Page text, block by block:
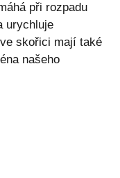
při rozpadu
urychluje
skořici mají také
našeho